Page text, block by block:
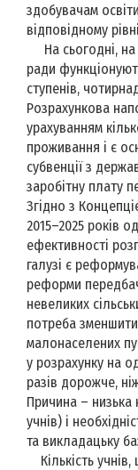
здобувачам
відповідному
На сьогодні, на
ради
ступенів,
Розрахункова
урахуванням
проживання і є
субвенції з
заробітну плату
Згідно з
2015–2025 років
ефективності
галузі є
реформи
невеликих
потреба
малонаселених
у розрахунку на
разів дорожче,
Причина – низька
учнів) і
та викладацьку
Кількість